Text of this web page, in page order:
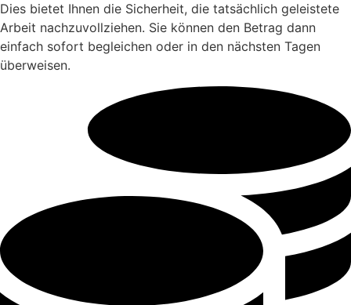
Dies bietet Ihnen die Sicherheit, die tatsächlich geleistete
Arbeit nachzuvollziehen. Sie können den Betrag dann
einfach sofort begleichen oder in den nächsten Tagen
überweisen.